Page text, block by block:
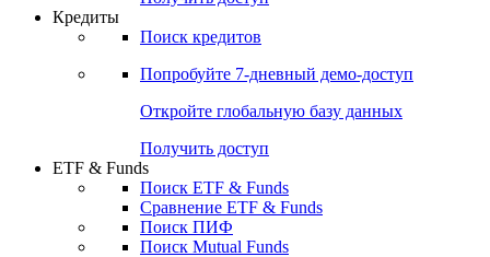
Кредиты
Поиск кредитов
Попробуйте 7-дневный демо-доступ
Откройте глобальную базу данных
Получить доступ
ETF & Funds
Поиск ETF & Funds
Сравнение ETF & Funds
Поиск ПИФ
Поиск Mutual Funds